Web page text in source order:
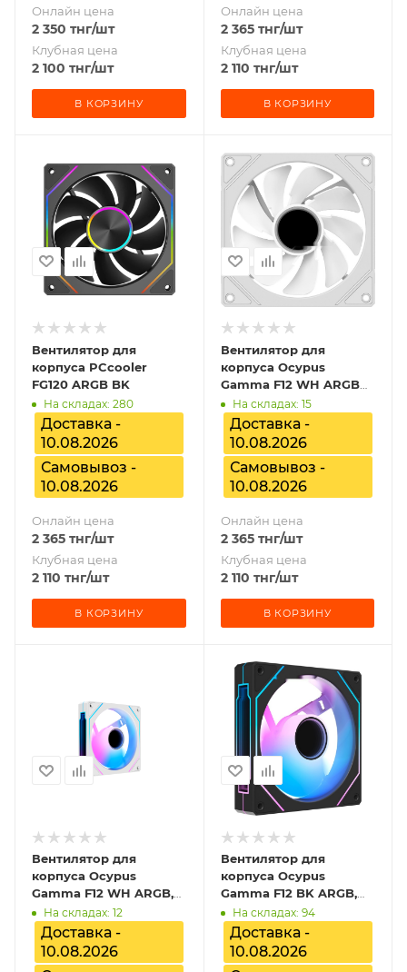
Онлайн цена
2 350 тнг/шт
Клубная цена
2 100 тнг/шт
В КОРЗИНУ
Онлайн цена
2 365тнг/шт
Клубная цена
2 110 тнг/шт
В КОРЗИНУ
Вентилятор для
корпуса PCcooler
FG120 ARGB BK
На складах: 280
Доставка -
10.08.2026
Самовывоз -
10.08.2026
Онлайн цена
2 365 тнг/шт
Клубная цена
2 110 тнг/шт
В КОРЗИНУ
Вентилятор для
корпуса Ocypus
Gamma F12 WH ARGB
Reverse Blade, Gamma-
F12-WH1AM01X-GL
На складах: 15
Доставка -
10.08.2026
Самовывоз -
10.08.2026
Онлайн цена
2 365тнг/шт
Клубная цена
2 110 тнг/шт
В КОРЗИНУ
Вентилятор для
корпуса Ocypus
Gamma F12 WH ARGB,
Gamma-F12-WH1AM00X-
GL
На складах: 12
Доставка -
10.08.2026
Вентилятор для
корпуса Ocypus
Gamma F12 BK ARGB,
Gamma-F12-BK1AM00X-
GL
На складах: 94
Доставка -
10.08.2026